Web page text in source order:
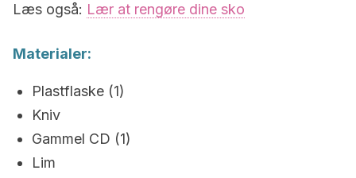
Læs også: Lær at rengøre dine sko
Materialer:
Plastflaske (1)
Kniv
Gammel CD (1)
Lim